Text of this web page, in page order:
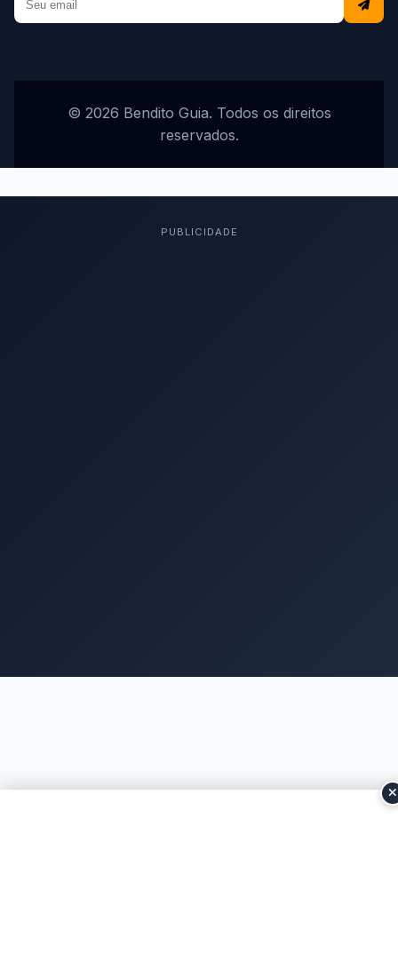
© 2026 Bendito Guia. Todos os direitos
reservados.